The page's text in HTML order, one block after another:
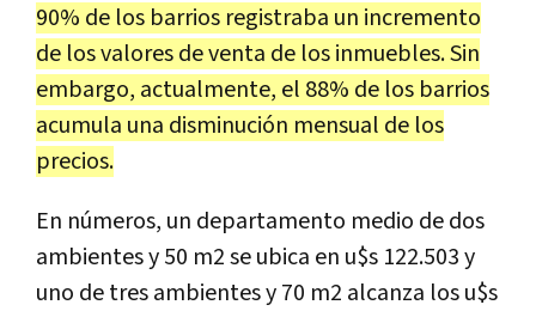
90% de los barrios registraba un incremento
de los valores de venta de los inmuebles. Sin
embargo, actualmente, el 88% de los barrios
acumula una disminución mensual de los
precios.
En números, un departamento medio de dos
ambientes y 50 m2 se ubica en u$s 122.503 y
uno de tres ambientes y 70 m2 alcanza los u$s